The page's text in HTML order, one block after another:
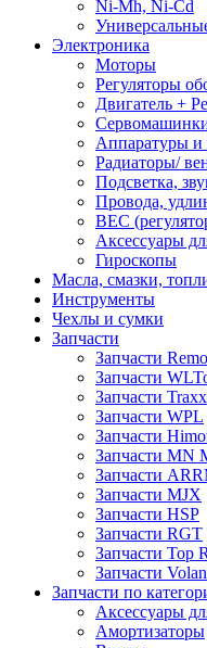
Ni-Mh, Ni-Cd
Электроника
Моторы
Регуляторы
Двигатель +
Аппаратуры
Радиаторы/
Подсветка,
Провода,
BEC
Аксессуары
Гироскопы
Масла, смазки,
Инструменты
Чехлы и сумки
Запчасти
Запчасти
Запчасти
Запчасти
Запчасти WPL
Запчасти
Запчасти MN
Запчасти
Запчасти MJX
Запчасти HSP
Запчасти RGT
Запчасти Top
Запчасти
Запчасти по
Аксессуары
Амортизаторы